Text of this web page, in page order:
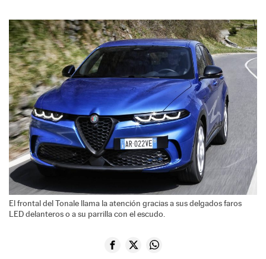
El frontal del Tonale llama la atención gracias a sus delgados faros
LED delanteros o a su parrilla con el escudo.